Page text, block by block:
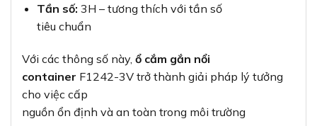
Tần số: 3H – tương thích với tần số
tiêu chuẩn
Với các thông số này, ổ cắm gắn nổi
container F1242-3V trở thành giải pháp lý tưởng
cho việc cấp
nguồn ổn định và an toàn trong môi trường